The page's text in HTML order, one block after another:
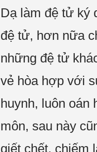
Dạ làm đệ tử ký
đệ tử, hơn nữa
những đệ tử
vẻ hòa hợp với
huynh, luôn oán
môn, sau này
giết chết, chiếm